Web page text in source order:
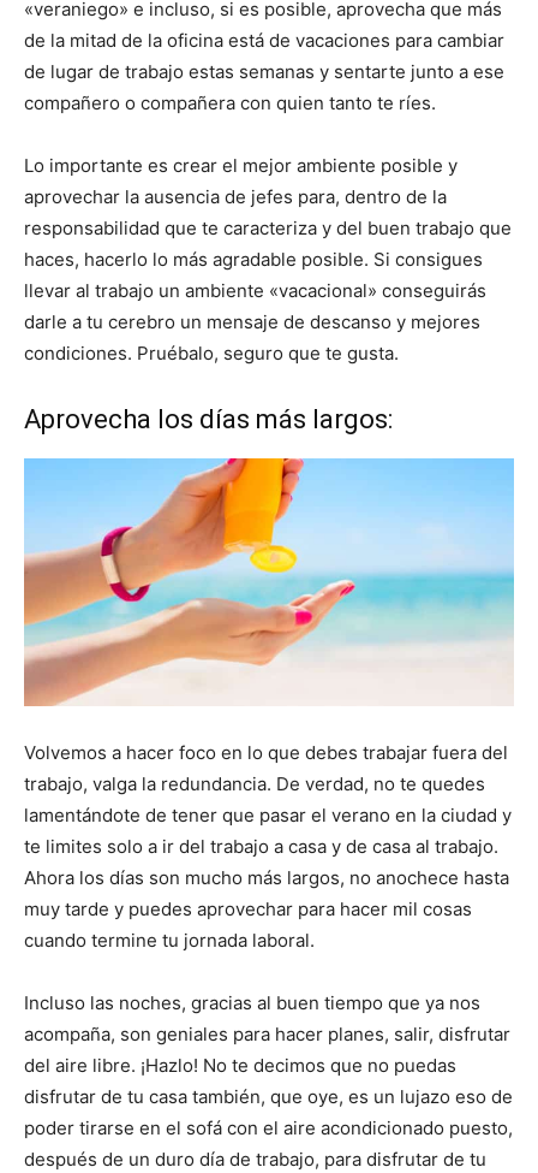
«veraniego» e incluso, si es posible, aprovecha que más
de la mitad de la oficina está de vacaciones para cambiar
de lugar de trabajo estas semanas y sentarte junto a ese
compañero o compañera con quien tanto te ríes.
Lo importante es crear el mejor ambiente posible y
aprovechar la ausencia de jefes para, dentro de la
responsabilidad que te caracteriza y del buen trabajo que
haces, hacerlo lo más agradable posible. Si consigues
llevar al trabajo un ambiente «vacacional» conseguirás
darle a tu cerebro un mensaje de descanso y mejores
condiciones. Pruébalo, seguro que te gusta.
Aprovecha los días más largos:
Volvemos a hacer foco en lo que debes trabajar fuera del
trabajo, valga la redundancia. De verdad, no te quedes
lamentándote de tener que pasar el verano en la ciudad y
te limites solo a ir del trabajo a casa y de casa al trabajo.
Ahora los días son mucho más largos, no anochece hasta
muy tarde y puedes aprovechar para hacer mil cosas
cuando termine tu jornada laboral.
Incluso las noches, gracias al buen tiempo que ya nos
acompaña, son geniales para hacer planes, salir, disfrutar
del aire libre. ¡Hazlo! No te decimos que no puedas
disfrutar de tu casa también, que oye, es un lujazo eso de
poder tirarse en el sofá con el aire acondicionado puesto,
después de un duro día de trabajo, para disfrutar de tu